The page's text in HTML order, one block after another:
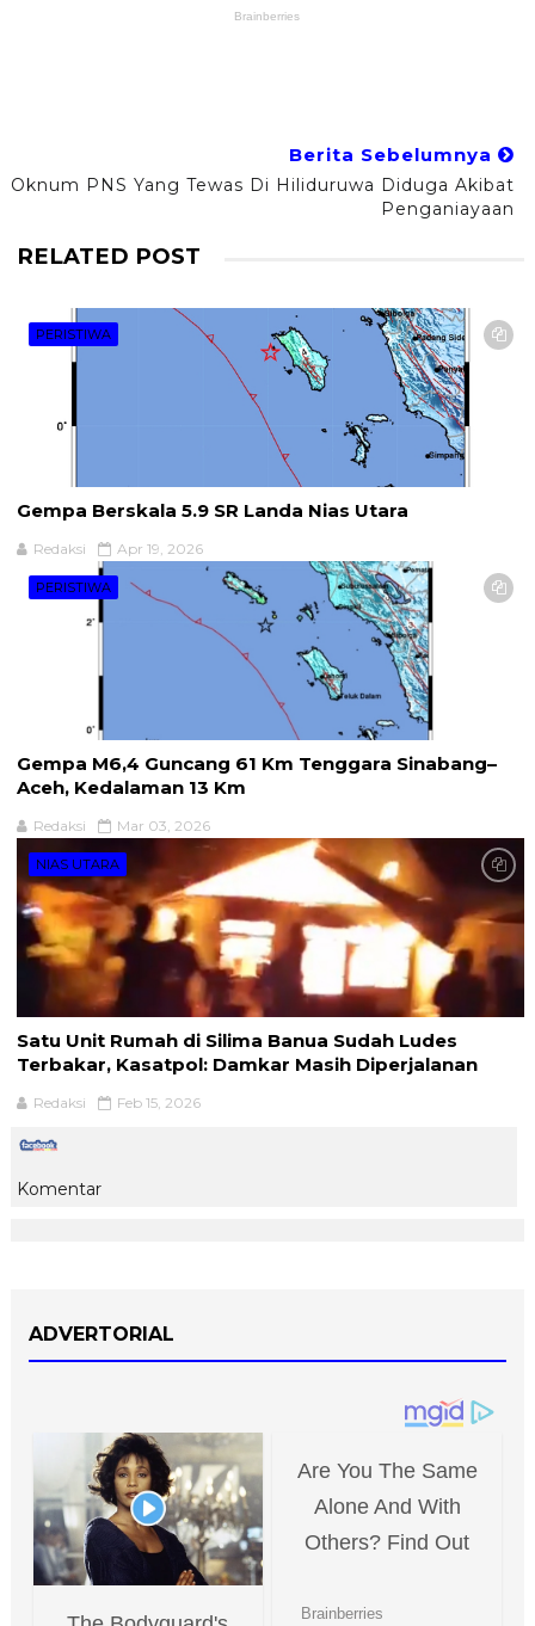
Berita Sebelumnya
Oknum PNS Yang Tewas Di Hiliduruwa Diduga Akibat
Penganiayaan
RELATED POST
PERISTIWA
Gempa Berskala 5.9 SR Landa Nias Utara
Redaksi Apr 19, 2026
PERISTIWA
Gempa M6,4 Guncang 61 Km Tenggara Sinabang–
Aceh, Kedalaman 13 Km
Redaksi Mar 03, 2026
NIAS UTARA
Satu Unit Rumah di Silima Banua Sudah Ludes
Terbakar, Kasatpol: Damkar Masih Diperjalanan
Redaksi Feb 15, 2026
Komentar
ADVERTORIAL